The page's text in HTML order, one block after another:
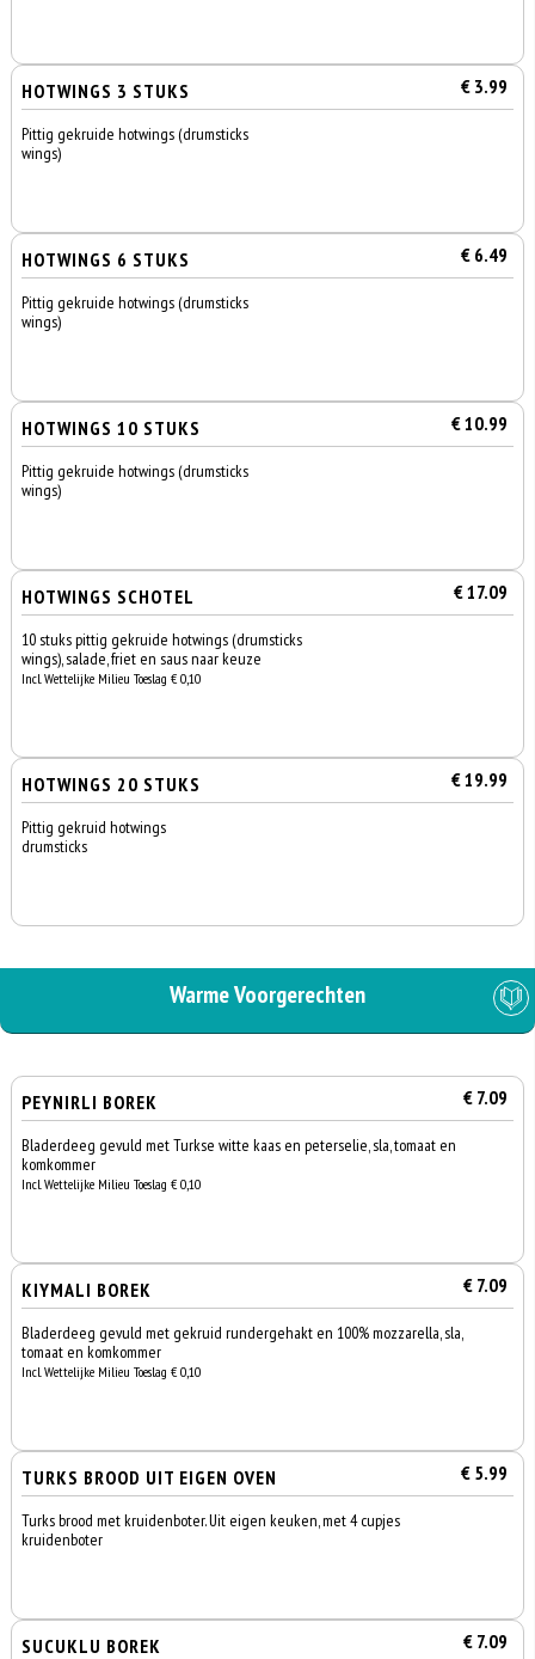
HOTWINGS 3 STUKS € 3.99
Pittig gekruide hotwings (drumsticks
wings)
HOTWINGS 6 STUKS € 6.49
Pittig gekruide hotwings (drumsticks
wings)
HOTWINGS 10 STUKS € 10.99
Pittig gekruide hotwings (drumsticks
wings)
HOTWINGS SCHOTEL € 17.09
10 stuks pittig gekruide hotwings (drumsticks
wings), salade, friet en saus naar keuze
Incl. Wettelijke Milieu Toeslag € 0,10
HOTWINGS 20 STUKS € 19.99
Pittig gekruid hotwings
drumsticks
Warme Voorgerechten
PEYNIRLI BOREK € 7.09
Bladerdeeg gevuld met Turkse witte kaas en peterselie, sla, tomaat en
komkommer
Incl. Wettelijke Milieu Toeslag € 0,10
KIYMALI BOREK € 7.09
Bladerdeeg gevuld met gekruid rundergehakt en 100% mozzarella, sla,
tomaat en komkommer
Incl. Wettelijke Milieu Toeslag € 0,10
TURKS BROOD UIT EIGEN OVEN € 5.99
Turks brood met kruidenboter. Uit eigen keuken, met 4 cupjes
kruidenboter
SUCUKLU BOREK € 7.09